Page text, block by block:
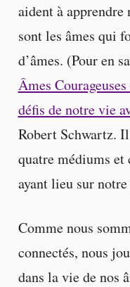
aident à
sont les âmes qui
d’âmes. (Pour en
Âmes
défis de notre vie
Robert Schwartz.
quatre médiums et
ayant lieu sur
Comme nous
connectés, nous
dans la vie de nos